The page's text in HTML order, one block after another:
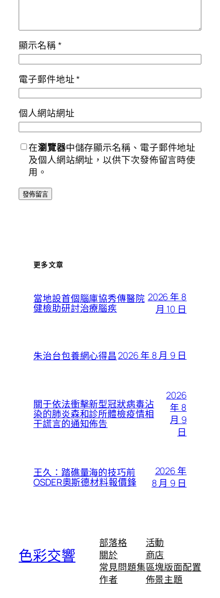
顯示名稱*
電子郵件地址*
個人網站網址
在瀏覽器中儲存顯示名稱、電子郵件地址
及個人網站網址，以供下次發佈留言時使
用。
更多文章
當地設首個腦庫協秀傳醫院
健檢助研討治療腦疾
2026 年 8
月 10 日
朱治台包養網心得昌2026 年 8 月 9 日
關于依法衝擊新型冠狀病毒沾
染的肺炎森和診所體檢疫情相
干謊言的通知佈告
2026
年 8
月 9
日
王久：踏礁量海的技巧前
OSDER奧斯德材料報價鋒
2026 年
8 月 9 日
色彩交響
部落格
關於
常見問題集
作者
活動
商店
區塊版面配置
佈景主題